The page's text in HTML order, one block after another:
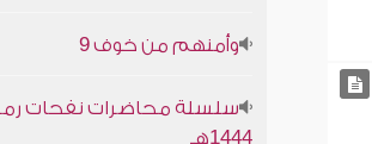
وأمنهم من خوف 9
سلسلة محاضرات نفحات
1444هـ